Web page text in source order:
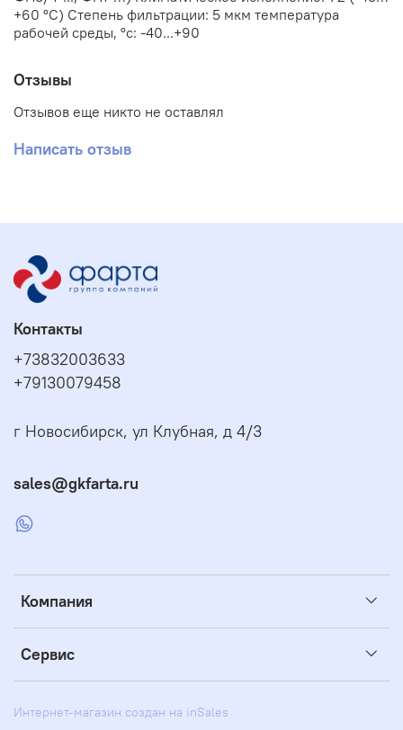
+60 °С) Степень фильтрации: 5 мкм температура
рабочей среды, °с: -40...+90
Отзывы
Отзывов еще никто не оставлял
Написать отзыв
Компания
Сервис
Контакты
+73832003633
+79130079458
г Новосибирск, ул Клубная, д 4/3
sales@gkfarta.ru
Интернет-магазин создан на inSales